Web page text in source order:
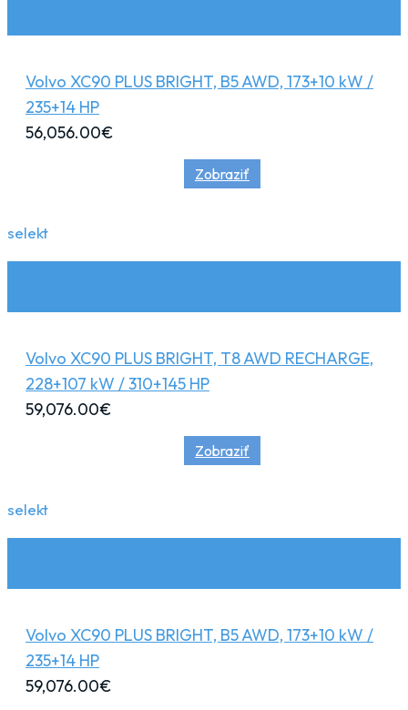
Volvo XC90 PLUS BRIGHT, B5 AWD, 173+10 kW /
235+14 HP
56,056.00€
Zobraziť
selekt
Volvo XC90 PLUS BRIGHT, T8 AWD RECHARGE,
228+107 kW / 310+145 HP
59,076.00€
Zobraziť
selekt
Volvo XC90 PLUS BRIGHT, B5 AWD, 173+10 kW /
235+14 HP
59,076.00€